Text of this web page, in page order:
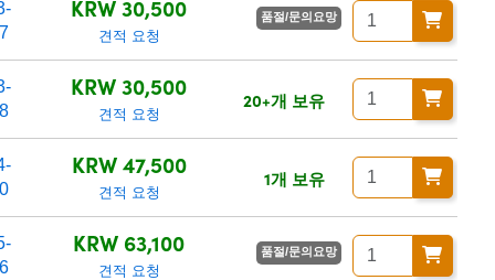
KRW 30,500
견적 요청
품절/문의요망
KRW 30,500
견적 요청
20+개 보유
KRW 47,500
견적 요청
1개 보유
KRW 63,100
견적 요청
품절/문의요망